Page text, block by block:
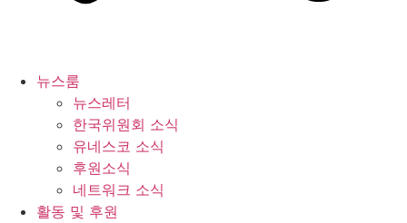
뉴스룸
뉴스레터
한국위원회 소식
유네스코 소식
후원소식
네트워크 소식
활동 및 후원